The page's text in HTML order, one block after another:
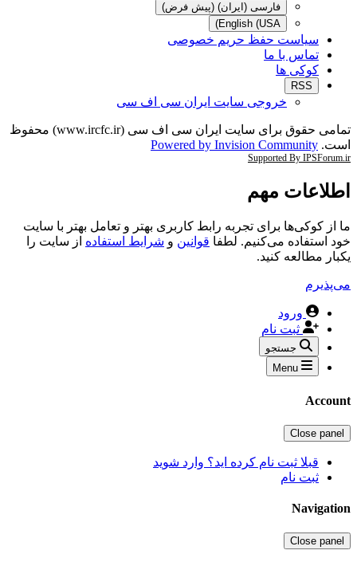
فارسی (ایران) (پیش فرض)
English (USA)
سیاست حفظ حریم خصوصی
تماس با ما
کوکی ها
RSS
خروجی سایت ایران سی اف سی
تمامی حقوق برای سایت ایران سی اف سی (www.ircfc.ir) محفوظ
Powered by Invision Community
Supported By
مهم
از کوکی‌ها برای تجربه رابط کاربری بهتر و تعامل بهتر با سایت
استفاده می‌کنیم. لطفاقوانینوشرایط استفادهاز سایت را
مطالعه کنید.
ورود
ثبت نام
جستجو
Menu
Close
قبلا ثبت نام کرده اید؟ وارد شوید
ثبت نام
Close